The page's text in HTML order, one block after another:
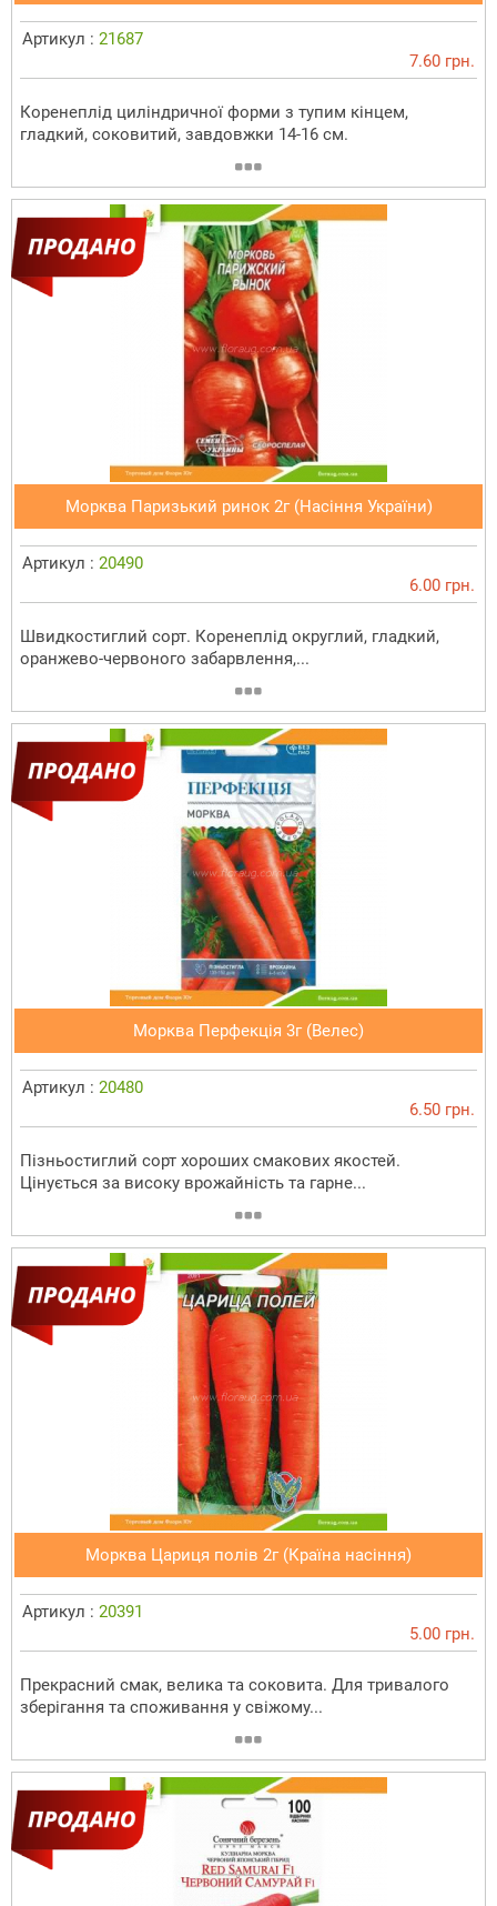
Артикул : 21687
7.60 грн.
Коренеплід циліндричної форми з тупим кінцем,
гладкий, соковитий, завдовжки 14-16 см.
Морква Паризький ринок 2г (Насіння України)
Артикул : 20490
6.00 грн.
Швидкостиглий сорт. Коренеплід округлий, гладкий,
оранжево-червоного забарвлення,...
Морква Перфекція 3г (Велес)
Артикул : 20480
6.50 грн.
Пізньостиглий сорт хороших смакових якостей.
Цінується за високу врожайність та гарне...
Морква Цариця полів 2г (Країна насіння)
Артикул : 20391
5.00 грн.
Прекрасний смак, велика та соковита. Для тривалого
зберігання та споживання у свіжому...